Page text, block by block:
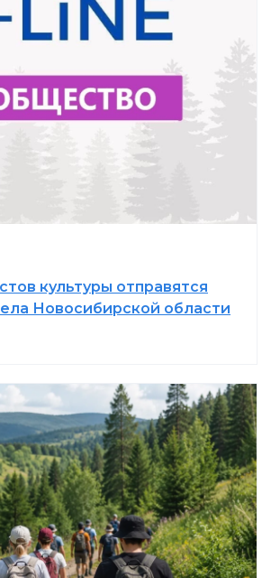
культуры отправятся
Новосибирской области